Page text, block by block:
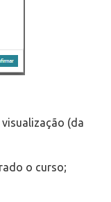
(da
o curso;